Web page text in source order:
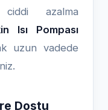
ciddi azalma
Isı Pompası
uzun vadede
Dostu